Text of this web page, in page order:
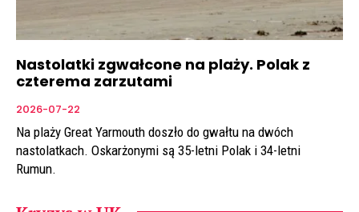
Nastolatki zgwałcone na plaży. Polak z
czterema zarzutami
2026-07-22
Na plaży Great Yarmouth doszło do gwałtu na dwóch
nastolatkach. Oskarżonymi są 35-letni Polak i 34-letni
Rumun.